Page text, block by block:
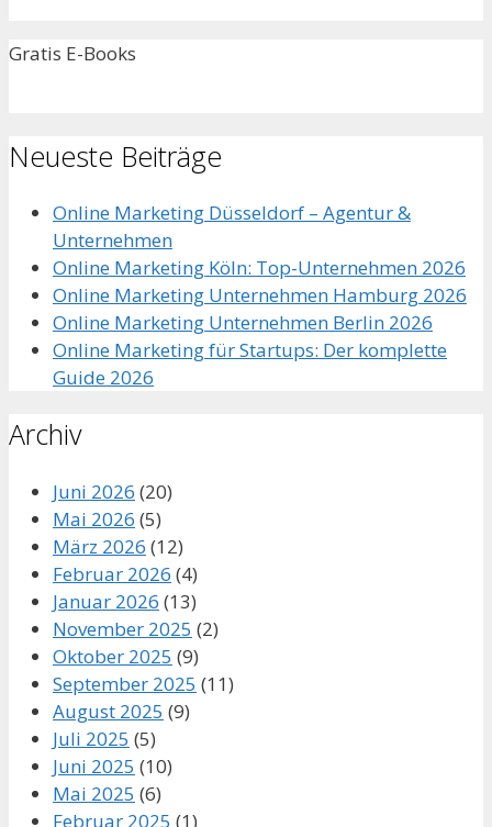
Gratis E-Books
Neueste Beiträge
Online Marketing Düsseldorf – Agentur &
Unternehmen
Online Marketing Köln: Top-Unternehmen 2026
Online Marketing Unternehmen Hamburg 2026
Online Marketing Unternehmen Berlin 2026
Online Marketing für Startups: Der komplette
Guide 2026
Archiv
Juni 2026 (20)
Mai 2026 (5)
März 2026 (12)
Februar 2026 (4)
Januar 2026 (13)
November 2025 (2)
Oktober 2025 (9)
September 2025 (11)
August 2025 (9)
Juli 2025 (5)
Juni 2025 (10)
Mai 2025 (6)
Februar 2025 (1)